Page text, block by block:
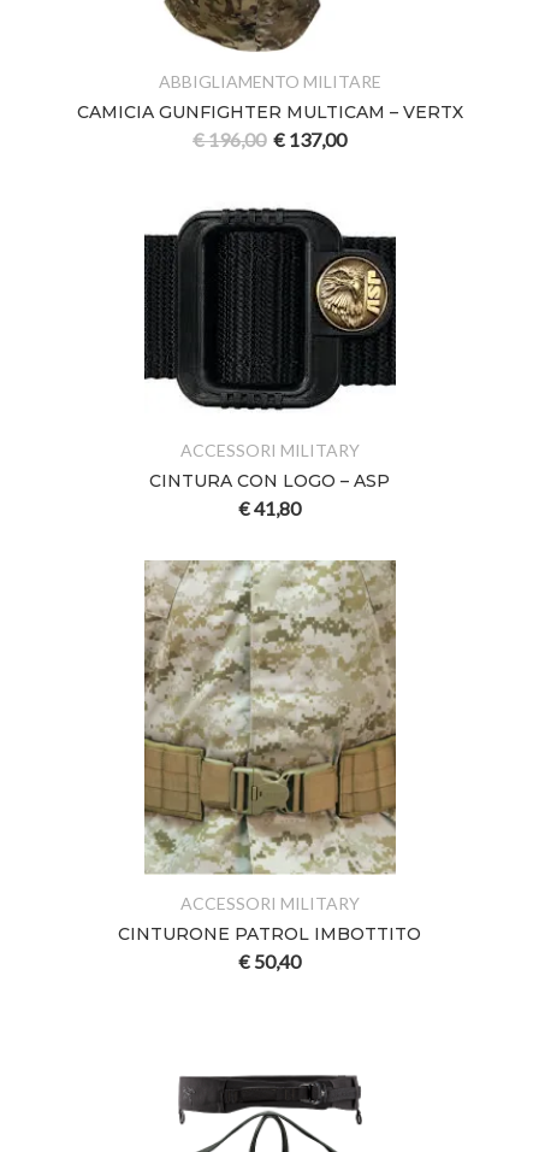
ABBIGLIAMENTO MILITARE
CAMICIA GUNFIGHTER MULTICAM – VERTX
€196,00 € 137,00
ACCESSORI MILITARY
CINTURA CON LOGO – ASP
€41,80
ACCESSORI MILITARY
CINTURONE PATROL IMBOTTITO
€ 50,40